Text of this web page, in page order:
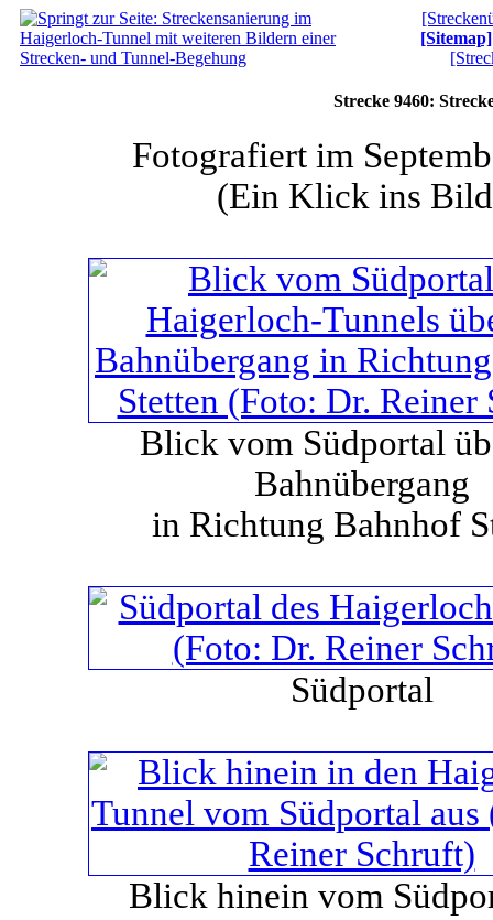
[Sitemap]
Strecke 9460:
Fotografiert im
(Ein Klick ins
Blick vom Südportal
Bahnübergang
in Richtung Bahnhof
Südportal
Blick hinein vom